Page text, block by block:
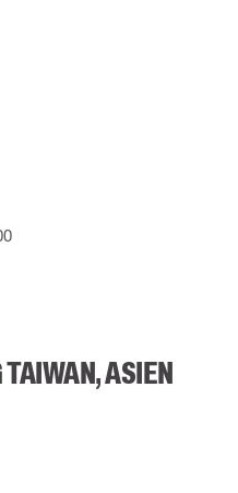
ASIEN